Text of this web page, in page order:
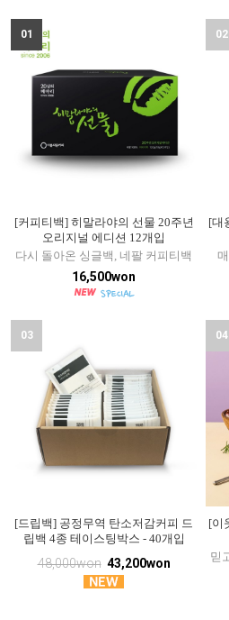
01
[커피티백] 히말라야의 선물 20주년
오리지널 에디션 12개입
다시 돌아온 싱글백, 네팔 커피티백
16,500won
02
[대
03
[드립백] 공정무역 탄소저감커피 드
립백 4종 테이스팅박스 - 40개입
48,000won 43,200won
04
[이
믿